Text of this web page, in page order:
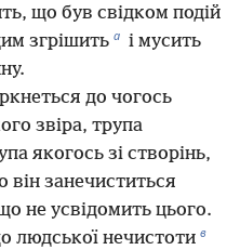
що був свідком подій
згрішить а і мусить
до чогось
звіра, трупа
якогось зі створінь,
занечиститься
не усвідомить цього.
людської нечистоти в